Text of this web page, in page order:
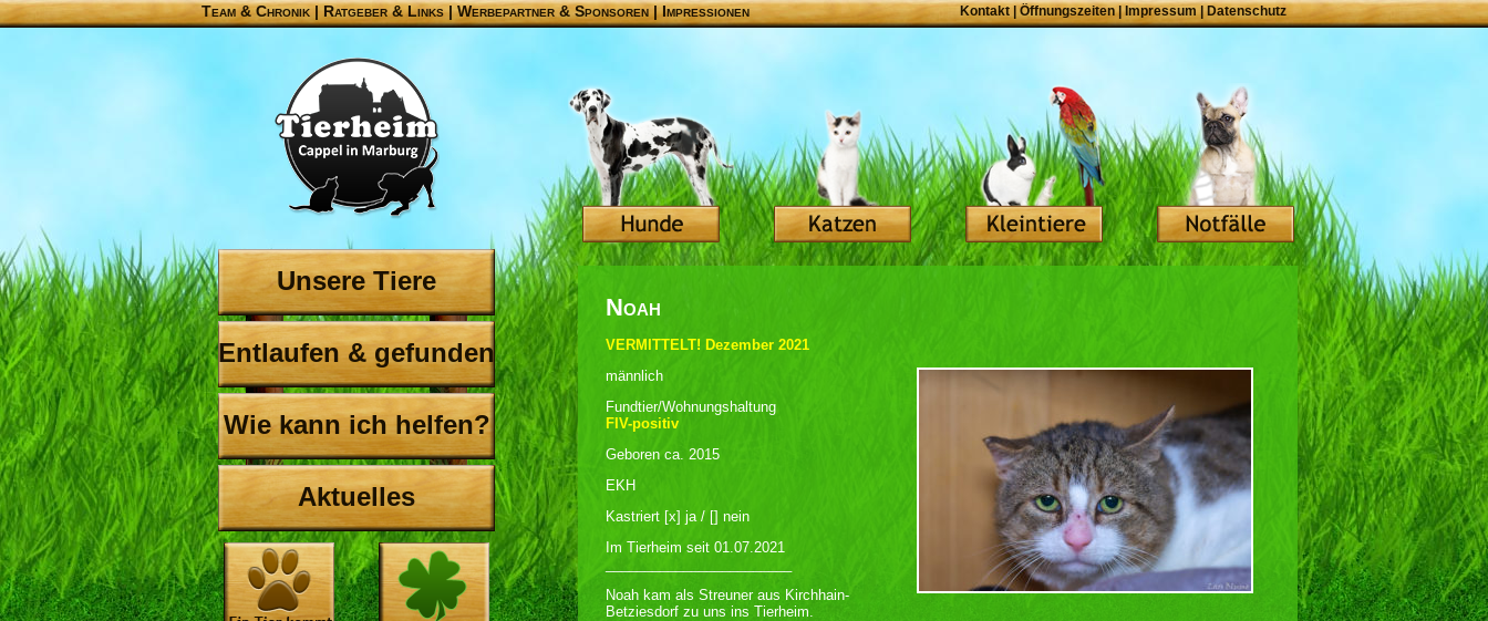
Team & Chronik |Ratgeber & Links|Werbepartner & Sponsoren|Impressionen Kontakt Öffnungszeiten| Impressum|Datenschutz
Unsere Tiere
Entlaufen & gefunden
Wie kann ich helfen?
Aktuelles
Noah
VERMITTELT! Dezember 2021
männlich
Fundtier/Wohnungshaltung
FIV-positiv
Geboren ca. 2015
EKH
Kastriert [x] ja / [] nein
Im Tierheim seit 01.07.2021
Noah kam als Streuner aus Kirchhain-
Betziesdorf zu uns ins Tierheim.